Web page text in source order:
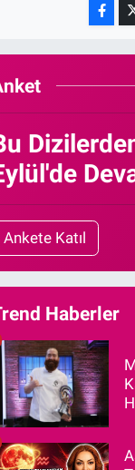
Ankete Katıl
Haberler